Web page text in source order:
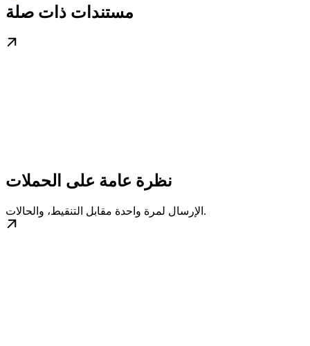
مستندات ذات صلة
نظرة عامة على الحملات
الإرسال لمرة واحدة مقابل التنقيط، والحالات.